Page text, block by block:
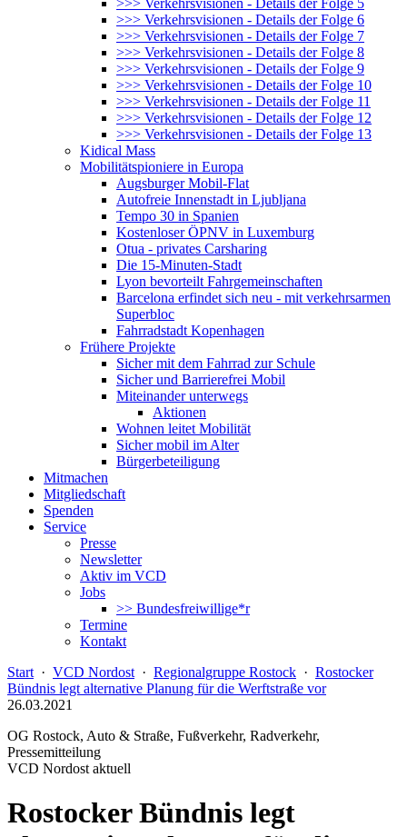
>>> Verkehrsvisionen - Details der Folge 5
>>> Verkehrsvisionen - Details der Folge 6
>>> Verkehrsvisionen - Details der Folge 7
>>> Verkehrsvisionen - Details der Folge 8
>>> Verkehrsvisionen - Details der Folge 9
>>> Verkehrsvisionen - Details der Folge 10
>>> Verkehrsvisionen - Details der Folge 11
>>> Verkehrsvisionen - Details der Folge 12
>>> Verkehrsvisionen - Details der Folge 13
Kidical Mass
Mobilitätspioniere in Europa
Augsburger Mobil-Flat
Autofreie Innenstadt in Ljubljana
Tempo 30 in Spanien
Kostenloser ÖPNV in Luxemburg
Otua - privates Carsharing
Die 15-Minuten-Stadt
Lyon bevorteilt Fahrgemeinschaften
Barcelona erfindet sich neu - mit verkehrsarmen
Superbloc
Fahrradstadt Kopenhagen
Frühere Projekte
Sicher mit dem Fahrrad zur Schule
Sicher und Barrierefrei Mobil
Miteinander unterwegs
Aktionen
Wohnen leitet Mobilität
Sicher mobil im Alter
Bürgerbeteiligung
Mitmachen
Mitgliedschaft
Spenden
Service
Presse
Newsletter
Aktiv im VCD
Jobs
>> Bundesfreiwillige*r
Termine
Kontakt
Start · VCD Nordost · Regionalgruppe Rostock · Rostocker
Bündnis legt alternative Planung für die Werftstraße vor
26.03.2021
OG Rostock, Auto & Straße, Fußverkehr, Radverkehr,
Pressemitteilung
VCD Nordost aktuell
Rostocker Bündnis legt